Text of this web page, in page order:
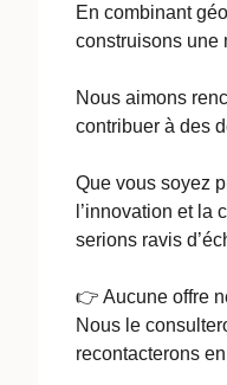
En combinant
construisons une
Nous aimons
contribuer à des
Que vous soyez
l’innovation et
serions ravis
👉 Aucune offre
Nous le
recontacterons